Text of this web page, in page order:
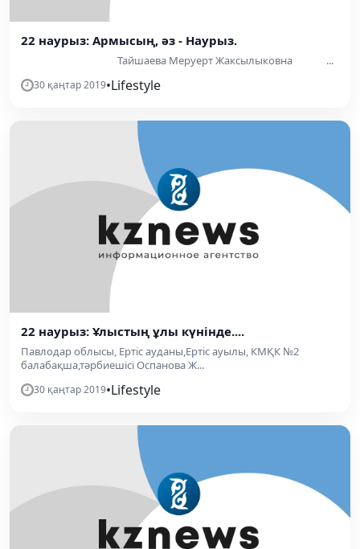
22 наурыз: Армысың, әз - Наурыз.
Тайшаева Меруерт Жаксылыковна ...
30 қаңтар 2019•Lifestyle
22 наурыз: Ұлыстың ұлы күнінде....
Павлодар облысы, Ертіс ауданы,Ертіс ауылы, КМҚК №2
балабақша,тәрбиешісі Оспанова Ж...
30 қаңтар 2019•Lifestyle